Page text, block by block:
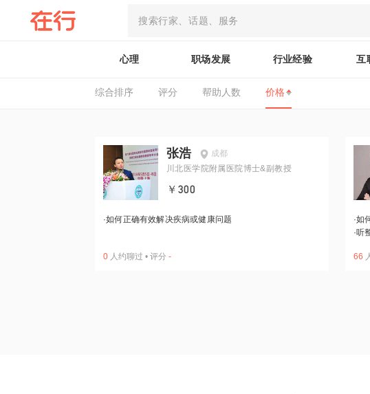
心理 职场发展 行业经验 互
综合排序 评分 帮助人数 价格
张浩
成都
川北医学院附属医院博士&副教授
￥300
·如何正确有效解决疾病或健康问题
0 人约聊过 • 评分 -
·如
·听
66